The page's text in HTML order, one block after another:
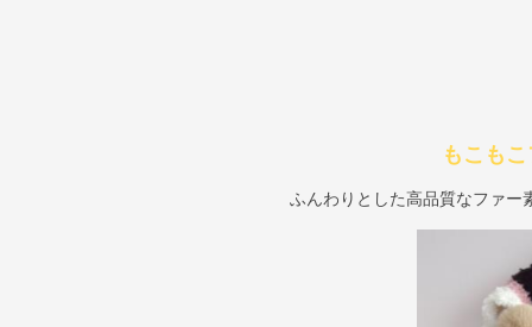
もこも
ふんわりとした高品質なファー